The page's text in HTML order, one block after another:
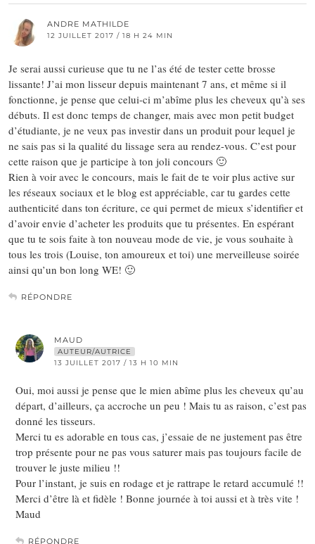
ANDRE MATHILDE
12 JUILLET 2017 / 18 H 24 MIN
Je serai aussi curieuse que tu ne l’as été de tester cette brosse
lissante! J’ai mon lisseur depuis maintenant 7 ans, et même si il
fonctionne, je pense que celui-ci m’abîme plus les cheveux qu’à ses
débuts. Il est donc temps de changer, mais avec mon petit budget
d’étudiante, je ne veux pas investir dans un produit pour lequel je
ne sais pas si la qualité du lissage sera au rendez-vous. C’est pour
cette raison que je participe à ton joli concours 🙂
Rien à voir avec le concours, mais le fait de te voir plus active sur
les réseaux sociaux et le blog est appréciable, car tu gardes cette
authenticité dans ton écriture, ce qui permet de mieux s’identifier et
d’avoir envie d’acheter les produits que tu présentes. En espérant
que tu te sois faite à ton nouveau mode de vie, je vous souhaite à
tous les trois (Louise, ton amoureux et toi) une merveilleuse soirée
ainsi qu’un bon long WE! 🙂
RÉPONDRE
MAUD
AUTEUR/AUTRICE
13 JUILLET 2017 / 13 H 10 MIN
Oui, moi aussi je pense que le mien abîme plus les cheveux qu’au
départ, d’ailleurs, ça accroche un peu ! Mais tu as raison, c’est pas
donné les tisseurs.
Merci tu es adorable en tous cas, j’essaie de ne justement pas être
trop présente pour ne pas vous saturer mais pas toujours facile de
trouver le juste milieu !!
Pour l’instant, je suis en rodage et je rattrape le retard accumulé !!
Merci d’être là et fidèle ! Bonne journée à toi aussi et à très vite !
Maud
RÉPONDRE